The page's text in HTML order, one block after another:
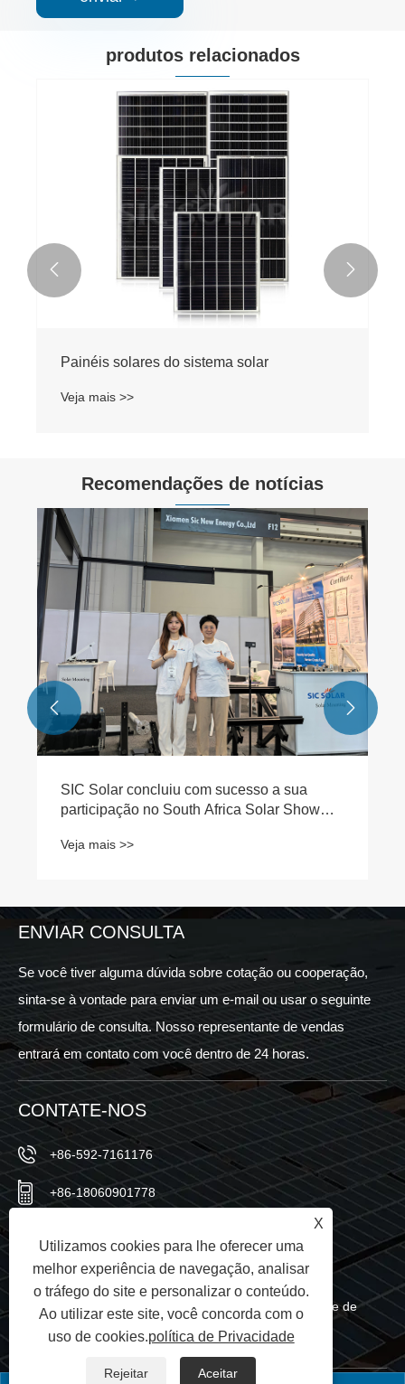
produtos relacionados
Painéis solares do sistema solar
Veja mais >>
 
Recomendações de notícias
SIC Solar concluiu com sucesso a sua
participação no South Africa Solar Show
Veja mais >>
 
ENVIAR CONSULTA
Se você tiver alguma dúvida sobre cotação ou cooperação,
sinta-se à vontade para enviar um e-mail ou usar o seguinte
formulário de consulta. Nosso representante de vendas
entrará em contato com você dentro de 24 horas.
CONTATE-NOS
+86-592-7161176
+86-18060901778
sales@sic-solar.com
No.766 Qishan North Road, distrito de Huli, cidade de
Xiamen, província de Fujian, China
X
Utilizamos cookies para lhe oferecer uma
melhor experiência de navegação, analisar
o tráfego do site e personalizar o conteúdo.
Ao utilizar este site, você concorda com o
uso de cookies.política de Privacidade
Rejeitar Aceitar